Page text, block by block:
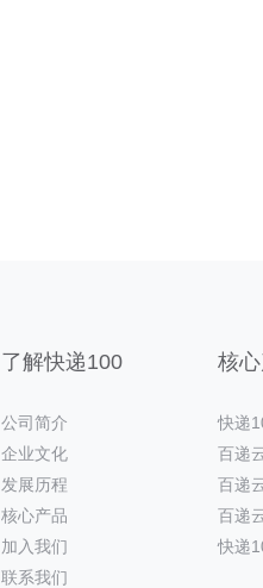
了解快递100
公司简介
企业文化
发展历程
核心产品
加入我们
联系我们
核
快递
百递
百递
百递
快递